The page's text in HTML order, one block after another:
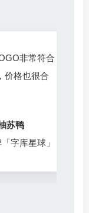
站长
非常符合
价格也很合
苏鸭
字库星球」